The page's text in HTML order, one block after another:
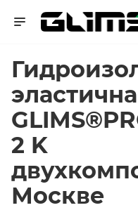
2 K
Москве